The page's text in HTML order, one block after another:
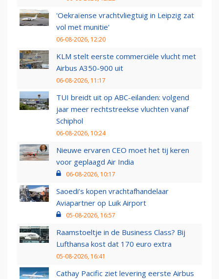
'Oekraïense vrachtvliegtuig in Leipzig zat
vol met munitie'
06-08-2026, 12:20
KLM stelt eerste commerciële vlucht met
Airbus A350-900 uit
06-08-2026, 11:17
TUI breidt uit op ABC-eilanden: volgend
jaar meer rechtstreekse vluchten vanaf
Schiphol
06-08-2026, 10:24
Nieuwe ervaren CEO moet het tij keren
voor geplaagd Air India
06-08-2026, 10:17
Saoedi’s kopen vrachtafhandelaar
Aviapartner op Luik Airport
05-08-2026, 16:57
Raamstoeltje in de Business Class? Bij
Lufthansa kost dat 170 euro extra
05-08-2026, 16:41
Cathay Pacific ziet levering eerste Airbus